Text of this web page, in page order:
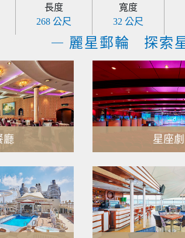
長度
268 公尺
寬度
32 公尺
麗星郵輪 探索
廳 星座